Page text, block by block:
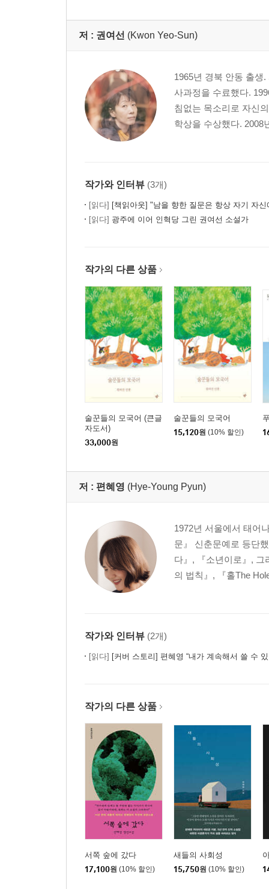
저 : 권여선 (Kwon Yeo-Sun)
1965년 경북 안동 출생
사과정을 수료했다.
침없는 목소리로 자신
학상을 수상했다. 2008
작가와 인터뷰 (3개)
[읽다] [책읽아웃] "남을 향한 질문은 항상 자기 자신에게 돌아
[읽다] 광주에 이어 인혁당 그린 권여선 소설가
작가의 다른 상품
술꾼들의 모국어 (큰글
자도서)
33,000원
술꾼들의 모국어
15,120원 (10% 할인)
저 : 편혜영 (Hye-Young Pyun)
1972년 서울에서 태어
문』 신춘문예로 등단
다』, 『소년이로』, 그
의 법칙』, 『홀The
작가와 인터뷰 (2개)
[읽다] [커버 스토리] 편혜영 “내가 계속해서 쓸 수
작가의 다른 상품
서쪽 숲에 갔다
17,100원 (10% 할인)
새들의 사회성
15,750원 (10% 할인)